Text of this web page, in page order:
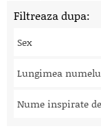
Filtreaza dupa:
Sex
Lungimea
Nume inspirate de